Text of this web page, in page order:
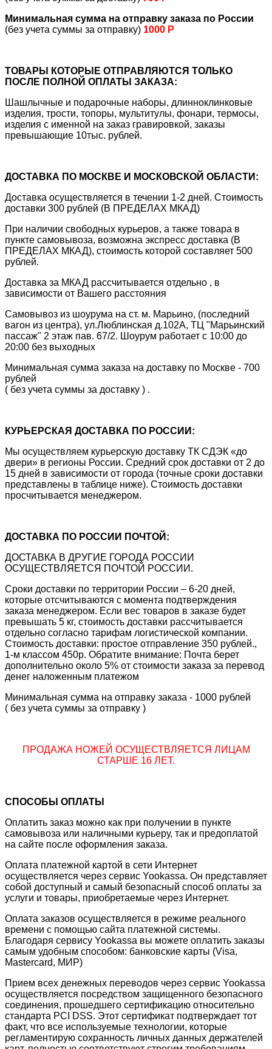
Минимальная сумма на отправку заказа по России
(без учета суммы за отправку) 1000 Р
ТОВАРЫ КОТОРЫЕ ОТПРАВЛЯЮТСЯ ТОЛЬКО
ПОСЛЕ ПОЛНОЙ ОПЛАТЫ ЗАКАЗА:
Шашлычные и подарочные наборы, длинноклинковые
изделия, трости, топоры, мультитулы, фонари, термосы,
изделия с именной на заказ гравировкой, заказы
превышающие 10тыс. рублей.
ДОСТАВКА ПО МОСКВЕ И МОСКОВСКОЙ ОБЛАСТИ:
Доставка осуществляется в течении 1-2 дней. Стоимость
доставки 300 рублей (В ПРЕДЕЛАХ МКАД)
При наличии свободных курьеров, а также товара в
пункте самовывоза, возможна экспресс доставка (В
ПРЕДЕЛАХ МКАД), стоимость которой составляет 500
рублей.
Доставка за МКАД рассчитывается отдельно , в
зависимости от Вашего расстояния
Самовывоз из шоурума на ст. м. Марьино, (последний
вагон из центра), ул.Люблинская д.102А, ТЦ "Марьинский
пассаж" 2 этаж пав. 67/2. Шоурум работает с 10:00 до
20:00 без выходных
Минимальная сумма заказа на доставку по Москве - 700
рублей
( без учета суммы за доставку ) .
КУРЬЕРСКАЯ ДОСТАВКА ПО РОССИИ:
Мы осуществляем курьерскую доставку ТК СДЭК «до
двери» в регионы России. Средний срок доставки от 2 до
15 дней в зависимости от города (точные сроки доставки
представлены в таблице ниже). Стоимость доставки
просчитывается менеджером.
ДОСТАВКА ПО РОССИИ ПОЧТОЙ:
ДОСТАВКА В ДРУГИЕ ГОРОДА РОССИИ
ОСУЩЕСТВЛЯЕТСЯ ПОЧТОЙ РОССИИ.
Сроки доставки по территории России – 6-20 дней,
которые отсчитываются с момента подтверждения
заказа менеджером. Если вес товаров в заказе будет
превышать 5 кг, стоимость доставки рассчитывается
отдельно согласно тарифам логистической компании.
Стоимость доставки: простое отправление 350 рублей.,
1-м классом 450р. Обратите внимание: Почта берет
дополнительно около 5% от стоимости заказа за перевод
денег наложенным платежом
Минимальная сумма на отправку заказа - 1000 рублей
( без учета суммы за отправку )
ПРОДАЖА НОЖЕЙ ОСУЩЕСТВЛЯЕТСЯ ЛИЦАМ
СТАРШЕ 16 ЛЕТ.
СПОСОБЫ ОПЛАТЫ
Оплатить заказ можно как при получении в пункте
самовывоза или наличными курьеру, так и предоплатой
на сайте после оформления заказа.
Оплата платежной картой в сети Интернет
осуществляется через сервис Yookassa. Он представляет
собой доступный и самый безопасный способ оплаты за
услуги и товары, приобретаемые через Интернет.
Оплата заказов осуществляется в режиме реального
времени с помощью сайта платежной системы.
Благодаря сервису Yookassa вы можете оплатить заказы
самым удобным способом: банковские карты (Visa,
Mastercard, МИР)
Прием всех денежных переводов через сервис Yookassa
осуществляется посредством защищенного безопасного
соединения, прошедшего сертификацию относительно
стандарта PCI DSS. Этот сертификат подтверждает тот
факт, что все используемые технологии, которые
регламентирую сохранность личных данных держателей